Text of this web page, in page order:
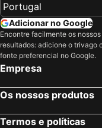
Adicionar no Google
Encontre facilmente os nossos
resultados: adicione o trivago
fonte preferencial no Google.
Empresa
Os nossos produtos
Termos e políticas